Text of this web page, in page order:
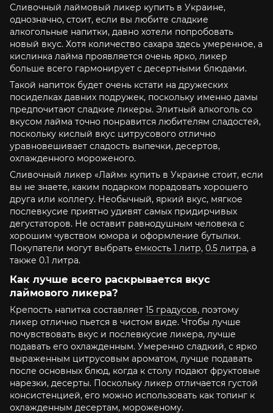
Сливочный лаймовый ликер купить в Украине,
однозначно, стоит, если вы любите сладкие
алкогольные напитки, давно хотели попробовать
новый вкус. Хотя количество сахара здесь умеренное, а
кислинка лайма проявляется очень ярко, ликер
больше всего гармонирует с десертными блюдами.
Такой напиток будет очень кстати на дружеских
посиделках давних подружек, поскольку именно дамы
предпочитают сладкие ликеры. Элитный алкоголь со
вкусом лайма точно понравится любителям сладостей,
поскольку кислый вкус цитрусового отлично
уравновешивает сладость выпечки, десертов,
охлажденного мороженого.
Сливочный ликер «Лайм» купить в Украине стоит, если
вы не знаете, каким подарком порадовать хорошего
друга или коллегу. Необычный, яркий вкус, мягкое
послевкусие приятно удивят самых придирчивых
дегустаторов. Не оставит равнодушным человека с
хорошим чувством юмора и оформление бутылки.
Покупатели могут выбрать емкость 1 литр, 0.5 литра, а
также 0.1 литра.
Как лучше всего раскрывается вкус
лаймового ликера?
Крепость напитка составляет 15 градусов, поэтому
ликер отлично пьется в чистом виде. Чтобы лучше
почувствовать вкус и послевкусие ликера, лучше
подавать его охлажденным. Умеренно сладкий, с ярко
выраженным цитрусовым ароматом, лучше подавать
после основных блюд, когда к столу подают фруктовые
нарезки, десерты. Поскольку ликер отличается густой
консистенцией, его можно использовать как топинг к
охлажденным десертам, мороженому.